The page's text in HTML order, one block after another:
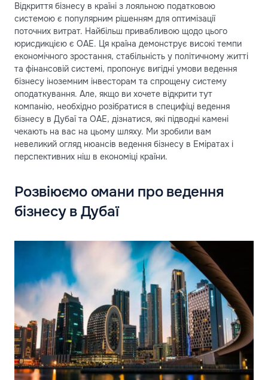
Відкриття бізнесу в країні з лояльною податковою
системою є популярним рішенням для оптимізації
поточних витрат. Найбільш привабливою щодо цього
юрисдикцією є ОАЕ. Ця країна демонструє високі темпи
економічного зростання, стабільність у політичному житті
та фінансовій системі, пропонує вигідні умови ведення
бізнесу іноземним інвесторам та спрощену систему
оподаткування. Але, якщо ви хочете відкрити тут
компанію, необхідно розібратися в специфіці ведення
бізнесу в Дубаї та ОАЕ, дізнатися, які підводні камені
чекають на вас на цьому шляху. Ми зробили вам
невеликий огляд нюансів ведення бізнесу в Еміратах і
перспективних ніш в економіці країни.
Розвіюємо омани про ведення
бізнесу в Дубаї